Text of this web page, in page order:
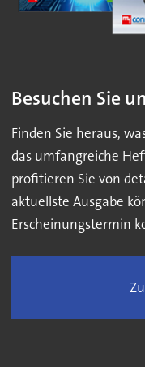
Besuchen Sie
Finden Sie heraus,
das umfangreiche
profitieren Sie von
aktuellste Ausgabe
Erscheinungstermin